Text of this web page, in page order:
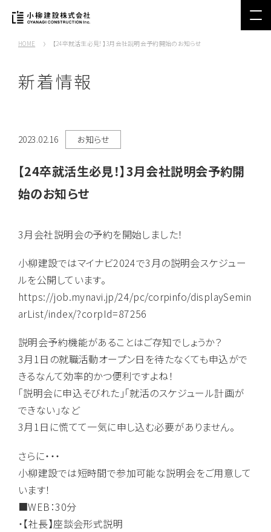
HOME 【24卒就活生必見！】3月会社説明会予約開始のお知らせ
新着情報
2023.02.16 お知らせ
【24卒就活生必見！】3月会社説明会予約開
始のお知らせ
3月会社説明会の予約を開始しました！
小柳建設ではマイナビ2024で3月の説明会スケジュー
ルを公開しています。
https://job.mynavi.jp/24/pc/corpinfo/displaySemin
arList/index/?corpId=87256
説明会予約機能があることはご存知でしょうか？
3月1日の就職活動オープン日を待たなくても申込がで
きるなんて効率的かつ便利ですよね！
「説明会に申込そびれた」「就活のスケジュール計画が
できない」など
3月1日に慌てて一気に申し込む必要がありません。
さらに・・・
小柳建設では短時間で参加可能な説明会をご用意して
います！
■WEB：30分
・【社長】座談会形式説明